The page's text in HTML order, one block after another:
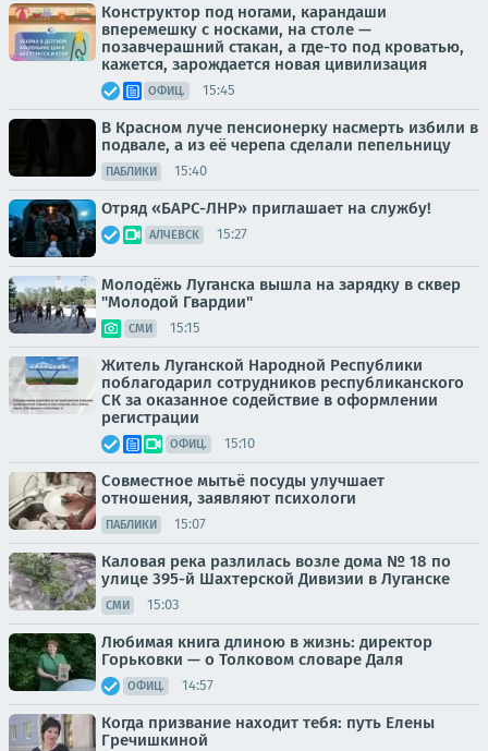
Конструктор под ногами, карандаши
вперемешку с носками, на столе —
позавчерашний стакан, а где-то под кроватью,
кажется, зарождается новая цивилизация
ОФИЦ. 15:45
В Красном луче пенсионерку насмерть избили в
подвале, а из её черепа сделали пепельницу
ПАБЛИКИ 15:40
Отряд «БАРС-ЛНР» приглашает на службу!
АЛЧЕВСК 15:27
Молодёжь Луганска вышла на зарядку в сквер
"Молодой Гвардии"
СМИ 15:15
Житель Луганской Народной Республики
поблагодарил сотрудников республиканского
СК за оказанное содействие в оформлении
регистрации
ОФИЦ. 15:10
Совместное мытьё посуды улучшает
отношения, заявляют психологи
ПАБЛИКИ 15:07
Каловая река разлилась возле дома № 18 по
улице 395-й Шахтерской Дивизии в Луганске
СМИ 15:03
Любимая книга длиною в жизнь: директор
Горьковки — о Толковом словаре Даля
ОФИЦ. 14:57
Когда призвание находит тебя: путь Елены
Гречишкиной